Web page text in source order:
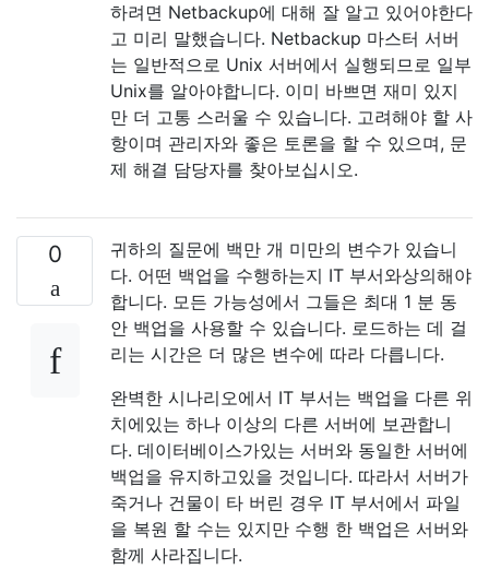
하려면 Netbackup에 대해 잘 알고 있어야한다
고 미리 말했습니다. Netbackup 마스터 서버
는 일반적으로 Unix 서버에서 실행되므로 일부
Unix를 알아야합니다. 이미 바쁘면 재미 있지
만 더 고통 스러울 수 있습니다. 고려해야 할 사
항이며 관리자와 좋은 토론을 할 수 있으며, 문
제 해결 담당자를 찾아보십시오.
0
귀하의 질문에 백만 개 미만의 변수가 있습니
다. 어떤 백업을 수행하는지 IT 부서와상의해야
합니다. 모든 가능성에서 그들은 최대 1 분 동
안 백업을 사용할 수 있습니다. 로드하는 데 걸
리는 시간은 더 많은 변수에 따라 다릅니다.
완벽한 시나리오에서 IT 부서는 백업을 다른 위
치에있는 하나 이상의 다른 서버에 보관합니
다. 데이터베이스가있는 서버와 동일한 서버에
백업을 유지하고있을 것입니다. 따라서 서버가
죽거나 건물이 타 버린 경우 IT 부서에서 파일
을 복원 할 수는 있지만 수행 한 백업은 서버와
함께 사라집니다.